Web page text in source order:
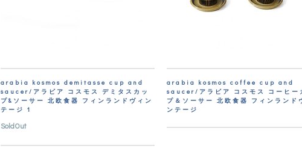
arabia kosmos demitasse cup and
saucer/アラビア コスモス デミタスカッ
プ&ソーサー 北欧食器 フィンランドヴィン
テージ 1
SoldOut
arabia kosmos coffee cup and
saucer/アラビア コスモス コーヒー
プ＆ソーサー 北欧食器 フィンランド
ンテージ